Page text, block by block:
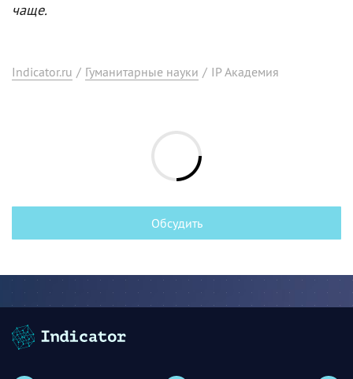
чаще.
Indicator.ru / Гуманитарные науки / IP Академия
Обсудить